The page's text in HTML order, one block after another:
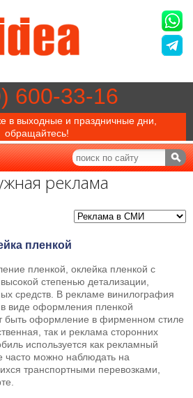
600-33-16
в выходные и праздничные дни,
обращайтесь!
реклама
пленкой
пленкой, оклейка пленкой с
степенью детализации,
средств. В рекламе винилография
в виде оформления пленкой
быть оформление в фирменном стиле
так и реклама сторонних
используется как рекламный
часто можно наблюдать на
транспортными перевозками,